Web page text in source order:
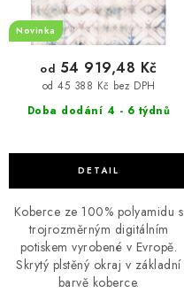
Novinka
Doba dodání 4 - 6 týdnů
od 45 388 Kč bez DPH
od 54 919,48 Kč
Koberce ze 100% polyamidu s
trojrozměrným digitálním
potiskem vyrobené v Evropě.
Skrytý plstěný okraj v základní
barvě koberce.